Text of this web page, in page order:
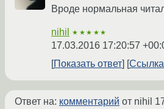
Вроде нормальная
nihil ★★★★★
17.03.2016 17:20:57
Показать ответ
Ссылка
Ответ на: комментарий от nihil